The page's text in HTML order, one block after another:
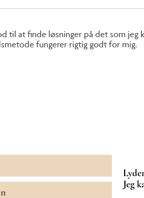
til at finde løsninger på det som
fungerer rigtig godt for mig.
Jeg